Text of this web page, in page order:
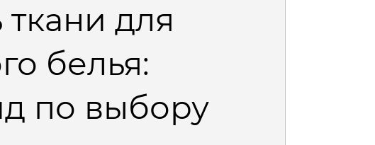
ткани для
белья:
по выбору